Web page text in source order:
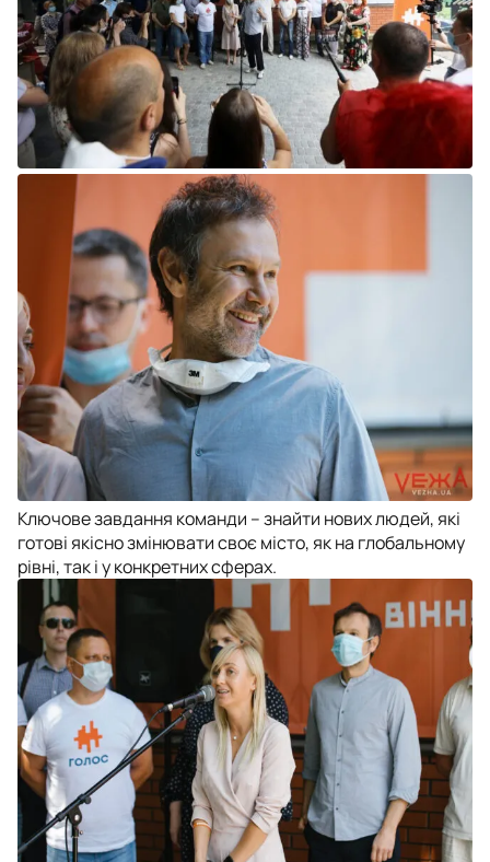
Ключове завдання команди – знайти нових людей, які
готові якісно змінювати своє місто, як на глобальному
рівні, так і у конкретних сферах.